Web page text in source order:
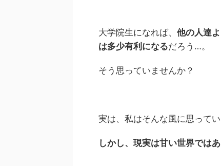
大学院生になれば、 他の人達
は多少有利になるだろう…。
そう思っていませんか？
実は、私はそんな風に思ってい
しかし、現実は甘い世界では